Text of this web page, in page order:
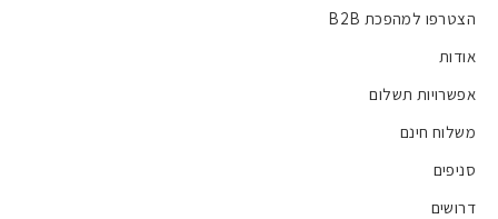
הצטרפו למהפכת B2B
אודות
אפשרויות תשלום
משלוח חינם
סניפים
דרושים